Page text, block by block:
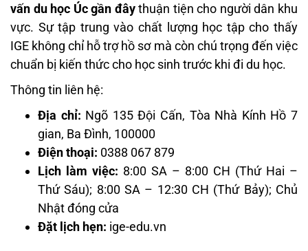
vấn du học Úc gần đâythuận tiện cho người dân khu
vực. Sự tập trung vào chất lượng học tập cho thấy
IGE không chỉ hỗ trợ hồ sơ mà còn chú trọng đến việc
chuẩn bị kiến thức cho học sinh trước khi đi du học.
Thông tin liên hệ:
Địa chỉ: Ngõ 135 Đội Cấn, Tòa Nhà Kính Hồ 7
gian, Ba Đình, 100000
Điện thoại: 0388 067 879
Lịch làm việc: 8:00 SA – 8:00 CH (Thứ Hai –
Thứ Sáu); 8:00 SA – 12:30 CH (Thứ Bảy); Chủ
Nhật đóng cửa
Đặt lịch hẹn: ige-edu.vn